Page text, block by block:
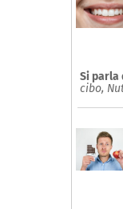
Si parla
cibo,